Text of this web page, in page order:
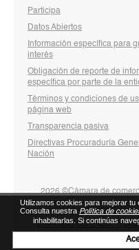
Participa
Datos Abiertos
Información específica para
interés
Obligación de reporte de
específica por parte de la
Términos y condiciones de
página web
Transparencia pasiva
Directivas Procuraduría
Nación
2026 ©Cámara de
Diseñado por Exus™ |
Utilizamos cookies para mejorar
Consulta nuestra Política de
inhabilitarlas. Si continúas